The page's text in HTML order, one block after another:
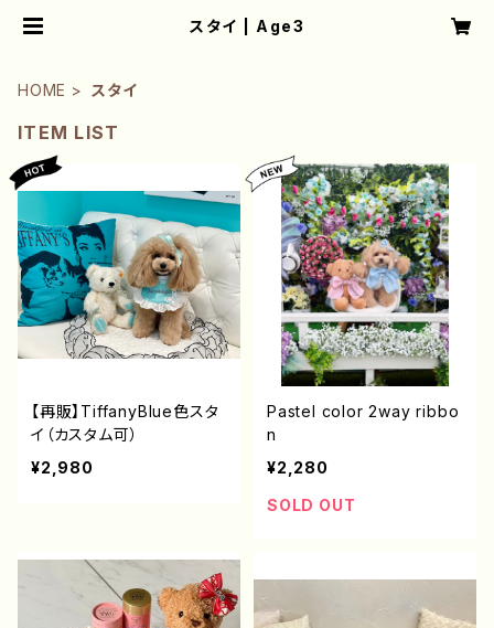
スタイ | Age3
HOME スタイ
ITEM LIST
【再販】TiffanyBlue色スタ
イ（カスタム可）
¥2,980
Pastel color 2way ribbo
n
¥2,280
SOLD OUT